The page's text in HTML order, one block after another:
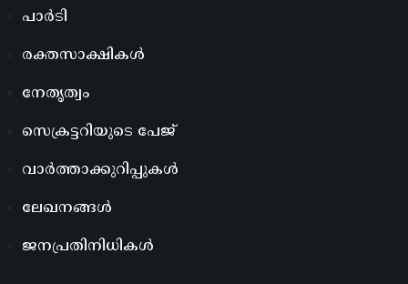
പാർടി
രക്തസാക്ഷികൾ
നേതൃത്വം
സെക്രട്ടറിയുടെ പേജ്
വാർത്താക്കുറിപ്പുകൾ
ലേഖനങ്ങൾ
ജനപ്രതിനിധികൾ